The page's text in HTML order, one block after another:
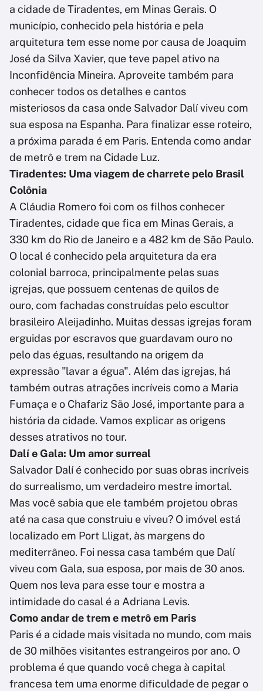
a cidade de Tiradentes, em Minas Gerais. O
município, conhecido pela história e pela
arquitetura tem esse nome por causa de Joaquim
José da Silva Xavier, que teve papel ativo na
Inconfidência Mineira. Aproveite também para
conhecer todos os detalhes e cantos
misteriosos da casa onde Salvador Dalí viveu com
sua esposa na Espanha. Para finalizar esse roteiro,
a próxima parada é em Paris. Entenda como andar
de metrô e trem na Cidade Luz.
Tiradentes: Uma viagem de charrete pelo Brasil
Colônia
A Cláudia Romero foi com os filhos conhecer
Tiradentes, cidade que fica em Minas Gerais, a
330 km do Rio de Janeiro e a 482 km de São Paulo.
O local é conhecido pela arquitetura da era
colonial barroca, principalmente pelas suas
igrejas, que possuem centenas de quilos de
ouro, com fachadas construídas pelo escultor
brasileiro Aleijadinho. Muitas dessas igrejas foram
erguidas por escravos que guardavam ouro no
pelo das éguas, resultando na origem da
expressão "lavar a égua". Além das igrejas, há
também outras atrações incríveis como a Maria
Fumaça e o Chafariz São José, importante para a
história da cidade. Vamos explicar as origens
desses atrativos no tour.
Dalí e Gala: Um amor surreal
Salvador Dalí é conhecido por suas obras incríveis
do surrealismo, um verdadeiro mestre imortal.
Mas você sabia que ele também projetou obras
até na casa que construiu e viveu? O imóvel está
localizado em Port Lligat, às margens do
mediterrâneo. Foi nessa casa também que Dalí
viveu com Gala, sua esposa, por mais de 30 anos.
Quem nos leva para esse tour e mostra a
intimidade do casal é a Adriana Levis.
Como andar de trem e metrô em Paris
Paris é a cidade mais visitada no mundo, com mais
de 30 milhões visitantes estrangeiros por ano. O
problema é que quando você chega à capital
francesa tem uma enorme dificuldade de pegar o